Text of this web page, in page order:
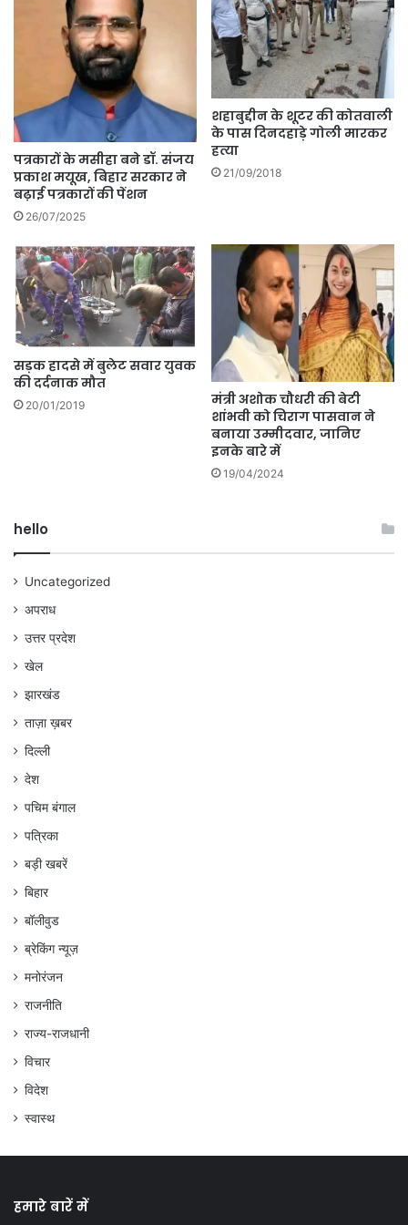
पत्रकारों के मसीहा बने डॉ. संजय
प्रकाश मयूख, बिहार सरकार ने
बढ़ाई पत्रकारों की पेंशन
26/07/2025
शहाबुद्दीन के शूटर की कोतवाली
के पास दिनदहाड़े गोली मारकर
हत्या
21/09/2018
सड़क हादसे में बुलेट सवार युवक
की दर्दनाक मौत
20/01/2019
मंत्री अशोक चौधरी की बेटी
शांभवी को चिराग पासवान ने
बनाया उम्मीदवार, जानिए
इनके बारे में
19/04/2024
hello
Uncategorized
अपराध
उत्तर प्रदेश
खेल
झारखंड
ताज़ा ख़बर
दिल्ली
देश
पचिम बंगाल
पत्रिका
बड़ी खबरें
बिहार
बॉलीवुड
ब्रेकिंग न्यूज़
मनोरंजन
राजनीति
राज्य-राजधानी
विचार
विदेश
स्वास्थ
हमारे बारें में